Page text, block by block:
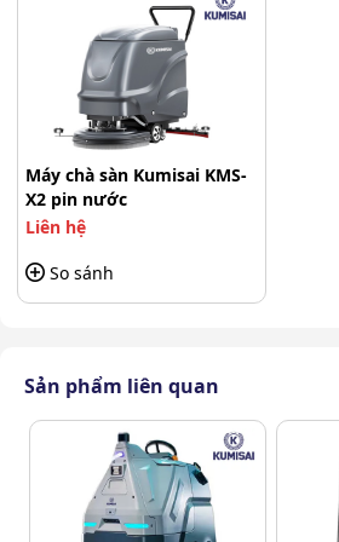
Hoạt động êm ái
Máy được trang bị hệ thống
giúp giảm thiểu tiếng ồn trong
môi trường làm việc thoải mái.
Máy chà sàn Kumisai KMS-
X2 pin nước
Liên hệ
So sánh
Sản phẩm liên quan